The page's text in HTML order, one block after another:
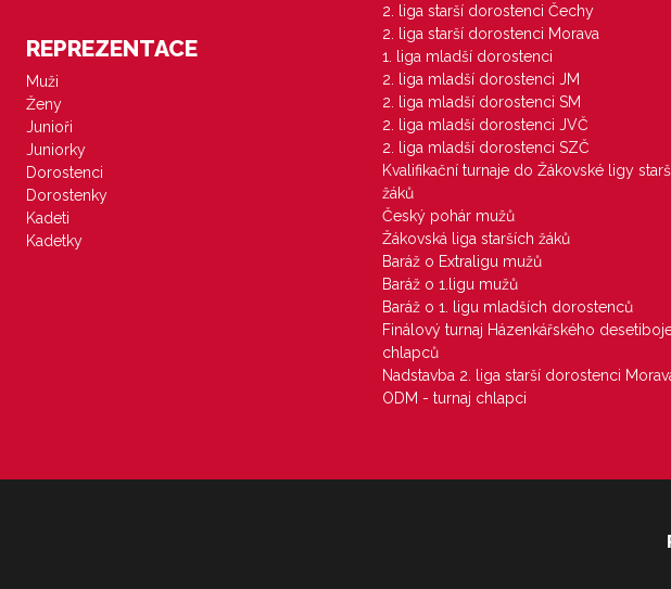
REPREZENTACE
Muži
Ženy
Junioři
Juniorky
Dorostenci
Dorostenky
Kadeti
Kadetky
2. liga starší dorostenci Čechy
2. liga starší dorostenci Morava
1. liga mladší dorostenci
2. liga mladší dorostenci JM
2. liga mladší dorostenci SM
2. liga mladší dorostenci JVČ
2. liga mladší dorostenci SZČ
Kvalifikační turnaje do Žákovské ligy
žáků
Český pohár mužů
Žákovská liga starších žáků
Baráž o Extraligu mužů
Baráž o 1.ligu mužů
Baráž o 1. ligu mladších dorostenců
Finálový turnaj Házenkářského
chlapců
Nadstavba 2. liga starší dorostenci
ODM - turnaj chlapci